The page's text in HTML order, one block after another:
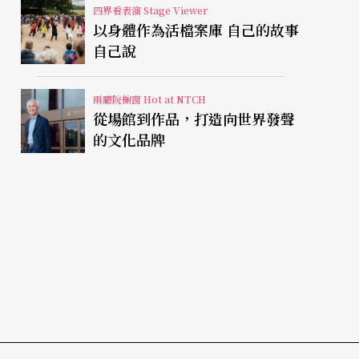
四界看表演 Stage Viewer
以身體作為活檔案庫 自己的故事
自己說
兩廳院櫥窗 Hot at NTCH
從場館到作品，打造向世界發聲
的文化品牌